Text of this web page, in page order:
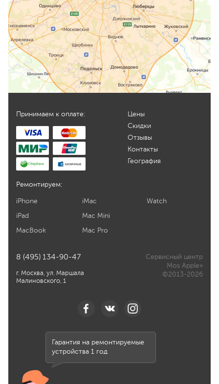
Принимаем к оплате:
Цены
Скидки
Отзывы
Контакты
География
Ремонтируем:
iPhone
iPad
MacBook
iMac
Mac Mini
Mac Pro
Watch
8 (495) 134-90-47
г. Москва, ул. Маршала
Малиновского, 1
Сервисный центр
Mos Apple»
©2013-2026
Гарантия на ремонтируемые
устройства 1 год